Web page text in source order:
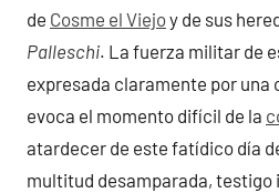
de Cosme el Viejoy de sus
Palleschi. La fuerza militar de
expresada claramente por una
evoca el momento difícil de la
atardecer de este fatídico día
multitud desamparada, testigo